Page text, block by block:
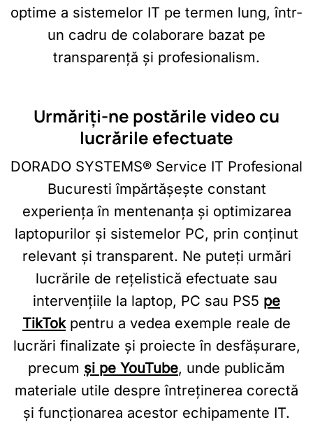
optime a sistemelor IT pe termen lung, într-
un cadru de colaborare bazat pe
transparență și profesionalism.
Urmăriți-ne postările video cu
lucrările efectuate
DORADO SYSTEMS® Service IT Profesional
Bucuresti împărtășește constant
experiența în mentenanța și optimizarea
laptopurilor și sistemelor PC, prin conținut
relevant și transparent. Ne puteți urmări
lucrările de rețelistică efectuate sau
intervențiile la laptop, PC sau PS5 pe
TikTokpentru a vedea exemple reale de
lucrări finalizate și proiecte în desfășurare,
precum și pe YouTube, unde publicăm
materiale utile despre întreținerea corectă
și funcționarea acestor echipamente IT.